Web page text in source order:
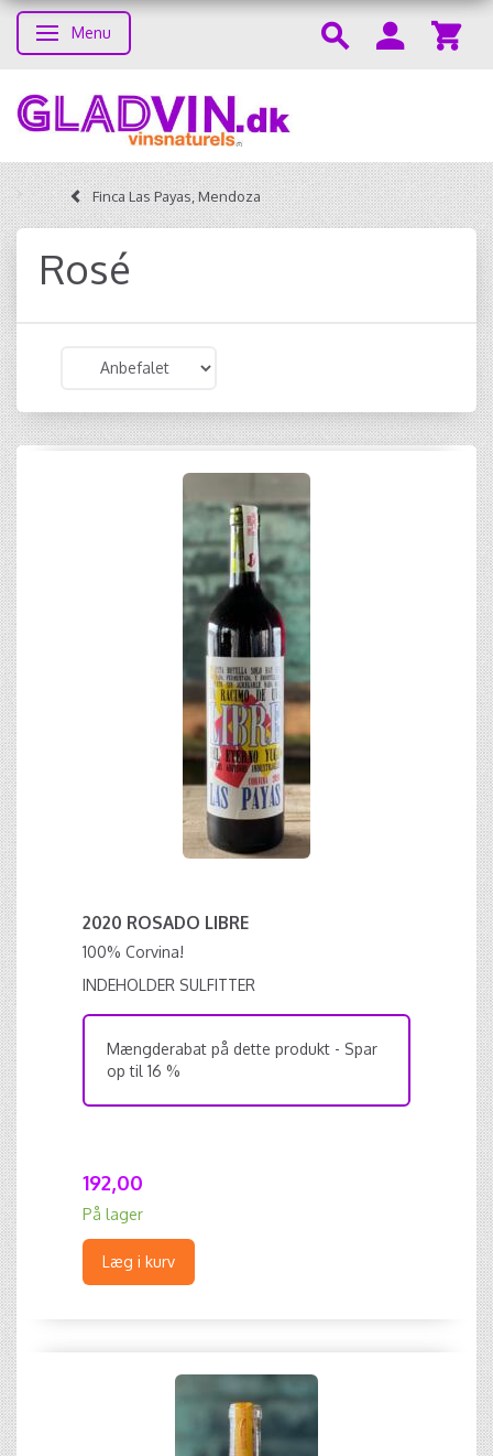
Skifte navigation
Menu
Finca Las Payas, Mendoza
Rosé
2020 ROSADO LIBRE
100% Corvina!
INDEHOLDER SULFITTER
Mængderabat på dette produkt - Spar
op til 16 %
192,00
På lager
Læg i kurv